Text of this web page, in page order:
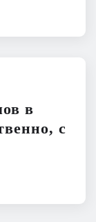
в
с